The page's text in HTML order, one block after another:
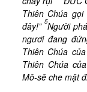
Thiên Chúa gọi
đây!” 5Người
ngươi đang
Thiên Chúa
Thiên Chúa
Mô-sê che mặt